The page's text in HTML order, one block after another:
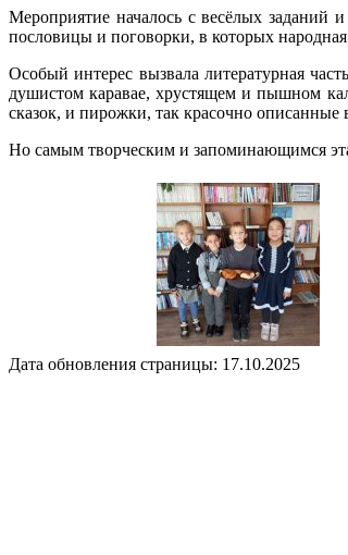
Мероприятие началось с весёлых заданий
пословицы и поговорки, в которых
Особый интерес вызвала литературная
душистом каравае, хрустящем и пышном
сказок, и пирожки, так красочно описанные
Но самым творческим и запоминающимся
Дата обновления страницы: 17.10.2025